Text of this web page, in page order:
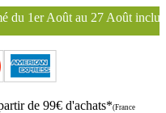
vacances !
de 99€ d'achats*(France